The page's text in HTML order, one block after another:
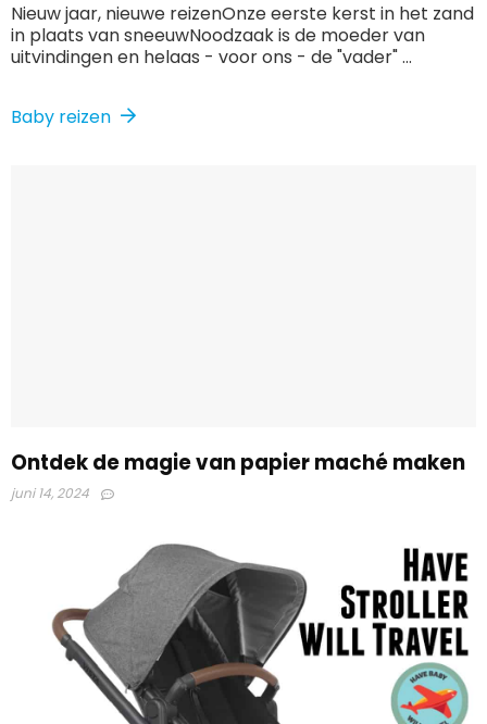
Nieuw jaar, nieuwe reizenOnze eerste kerst in het zand
in plaats van sneeuwNoodzaak is de moeder van
uitvindingen en helaas - voor ons - de "vader" ...
Baby reizen
Ontdek de magie van papier maché maken
juni 14, 2024